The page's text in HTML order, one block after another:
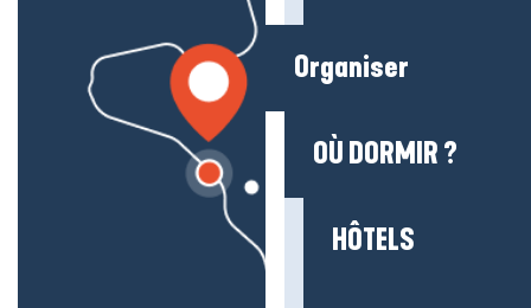
Organiser
OÙ DORMIR ?
HÔTELS